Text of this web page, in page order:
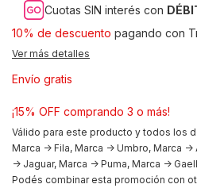
Cuotas SIN interés con
10% de descuento pagando con
Ver más detalles
Envío gratis
¡15% OFF comprando 3 o más!
Válido para este producto y todos los
Marca -> Fila, Marca -> Umbro, Marca -
-> Jaguar, Marca -> Puma, Marca ->
Podés combinar esta promoción con